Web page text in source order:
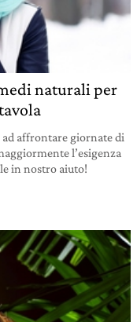
naturali per
affrontare giornate di
l’esigenza
in nostro aiuto!